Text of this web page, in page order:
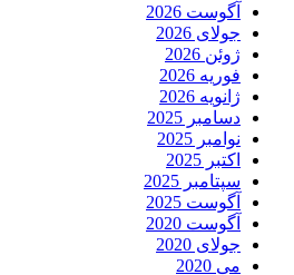
آگوست 2026
جولای 2026
ژوئن 2026
فوریه 2026
ژانویه 2026
دسامبر 2025
نوامبر 2025
اکتبر 2025
سپتامبر 2025
آگوست 2025
آگوست 2020
جولای 2020
می 2020